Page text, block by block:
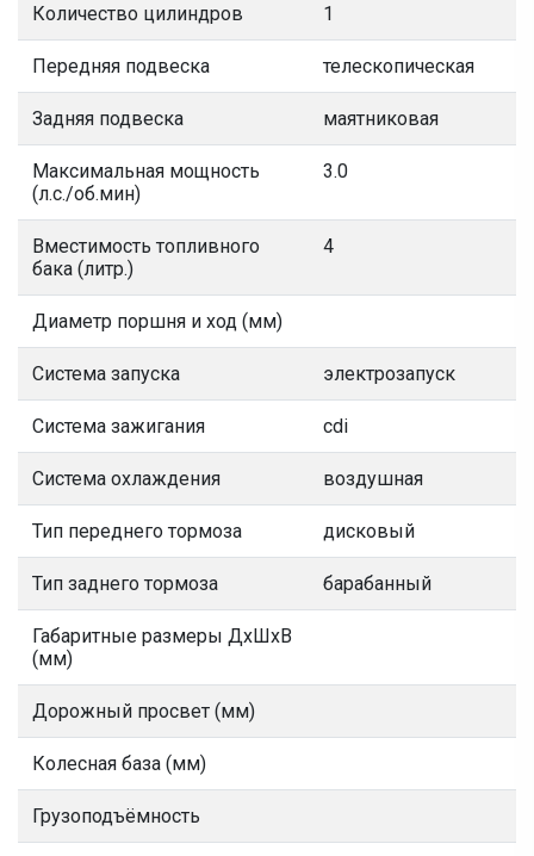
Количество цилиндров 1
Передняя подвеска телескопическая
Задняя подвеска маятниковая
Максимальная мощность
(л.с./об.мин)
3.0
Вместимость топливного
бака (литр.)
4
Диаметр поршня и ход (мм)
Система запуска электрозапуск
Система зажигания cdi
Система охлаждения воздушная
Тип переднего тормоза дисковый
Тип заднего тормоза барабанный
Габаритные размеры ДхШхВ
(мм)
Дорожный просвет (мм)
Колесная база (мм)
Грузоподъёмность